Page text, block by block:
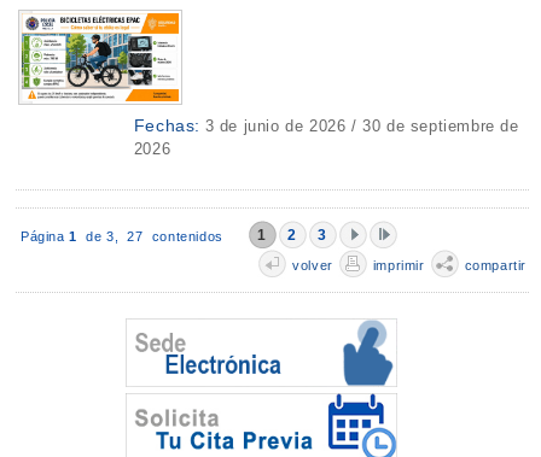
Fechas: 3 de junio de 2026 / 30 de septiembre de
2026
Página 1 de 3,27 contenidos 1 2 3
volver imprimir compartir